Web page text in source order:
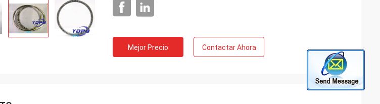
Mejor Precio Contactar Ahora